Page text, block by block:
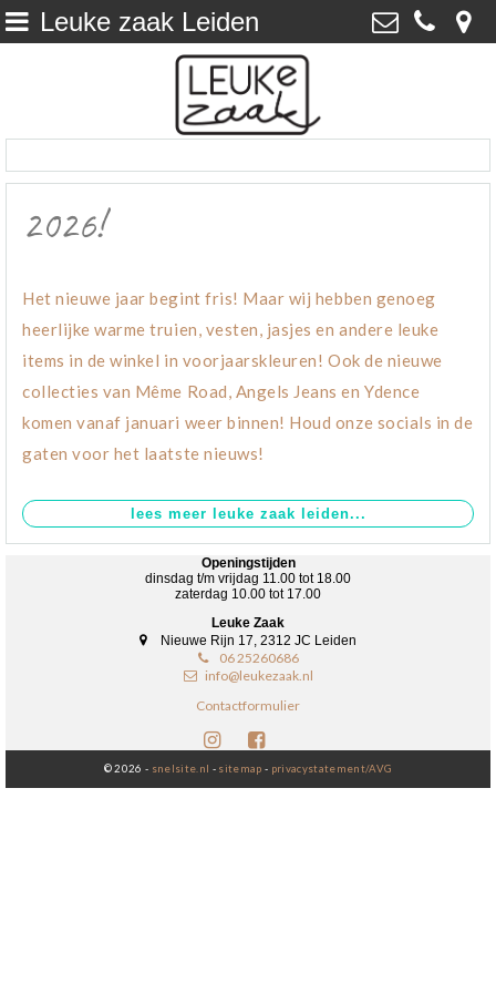
>
>
Leuke zaak Leiden >
Leuke Zaak
Nieuwe Rijn 17, 2312 JC Leiden
06 25260686
info@leukezaak.nl
Leuke zaak Leiden
2026!
Het nieuwe jaar begint fris! Maar wij hebben genoeg
heerlijke warme truien, vesten, jasjes en andere leuke
items in de winkel in voorjaarskleuren! Ook de nieuwe
collecties van Même Road, Angels Jeans en Ydence
komen vanaf januari weer binnen! Houd onze socials in de
gaten voor het laatste nieuws!
Openingstijden
dinsdag t/m vrijdag 11.00 tot 18.00
zaterdag 10.00 tot 17.00
Leuke Zaak
Nieuwe Rijn 17, 2312 JC Leiden
06 25260686
info@leukezaak.nl
Contactformulier
© 2026 - snelsite.nl - sitemap - privacystatement/AVG